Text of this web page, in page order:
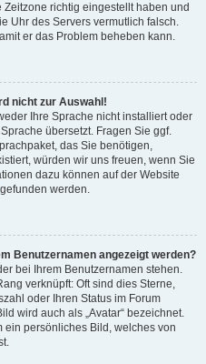
richtig eingestellt haben und
Uhr des Servers vermutlich falsch.
er das Problem beheben kann.
nicht zur Auswahl!
Ihre Sprache nicht installiert oder
übersetzt. Fragen Sie ggf.
das Sie benötigen,
würden wir uns freuen, wenn Sie
dazu können auf der Website
gefunden werden.
Benutzernamen angezeigt werden?
bei Ihrem Benutzernamen stehen.
verknüpft: Oft sind dies Sterne,
oder Ihren Status im Forum
wird auch als „Avatar“ bezeichnet.
ein persönliches Bild, welches von